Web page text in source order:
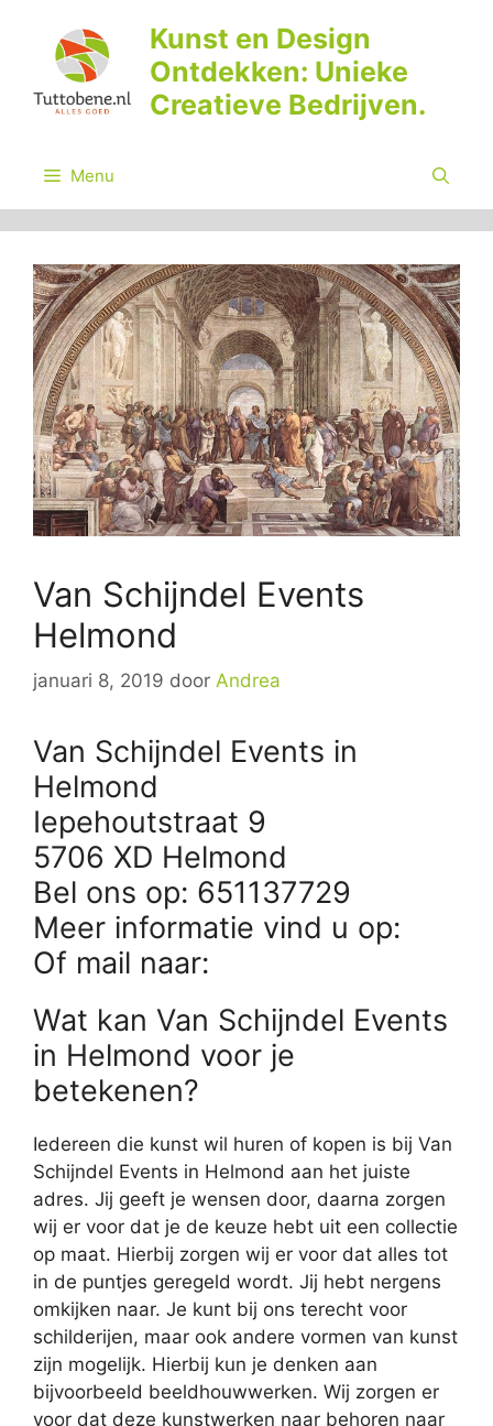
inhoud
Kunst en Design
Ontdekken: Unieke
Creatieve Bedrijven.
Menu
Van Schijndel Events
Helmond
januari 8, 2019 door Andrea
Van Schijndel Events in
Helmond
Iepehoutstraat 9
5706 XD Helmond
Bel ons op: 651137729
Meer informatie vind u op:
Of mail naar:
Wat kan Van Schijndel Events
in Helmond voor je
betekenen?
Iedereen die kunst wil huren of kopen is bij Van
Schijndel Events in Helmond aan het juiste
adres. Jij geeft je wensen door, daarna zorgen
wij er voor dat je de keuze hebt uit een collectie
op maat. Hierbij zorgen wij er voor dat alles tot
in de puntjes geregeld wordt. Jij hebt nergens
omkijken naar. Je kunt bij ons terecht voor
schilderijen, maar ook andere vormen van kunst
zijn mogelijk. Hierbij kun je denken aan
bijvoorbeeld beeldhouwwerken. Wij zorgen er
voor dat deze kunstwerken naar behoren naar